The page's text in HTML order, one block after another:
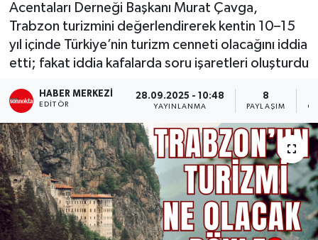
Acentaları Derneği Başkanı Murat Çavga,
Trabzon turizmini değerlendirerek kentin 10–15
yıl içinde Türkiye’nin turizm cenneti olacağını iddia
etti; fakat iddia kafalarda soru işaretleri oluşturdu
HABER MERKEZI
EDITÖR
28.09.2025 - 10:48
YAYINLANMA
8
PAYLAŞIM